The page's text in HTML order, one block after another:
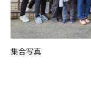
集合写真